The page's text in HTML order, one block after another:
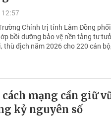
Chính trị tỉnh Lâm Đồng
bồi dưỡng bảo vệ nền tảng tư
thù địch năm 2026 cho 220 cán
cách mạng cần giữ
kỷ nguyên số